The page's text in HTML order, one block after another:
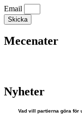
Email
Skicka
Mecenater
Nyheter
Vad vill partierna göra för